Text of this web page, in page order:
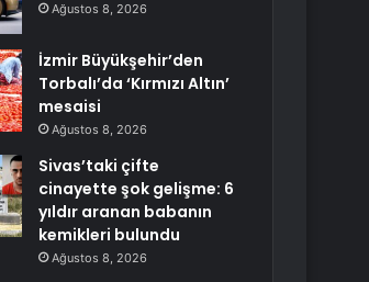
Ağustos 8, 2026
İzmir Büyükşehir’den
Torbalı’da ‘Kırmızı Altın’
mesaisi
Ağustos 8, 2026
Sivas’taki çifte
cinayette şok gelişme: 6
yıldır aranan babanın
kemikleri bulundu
Ağustos 8, 2026